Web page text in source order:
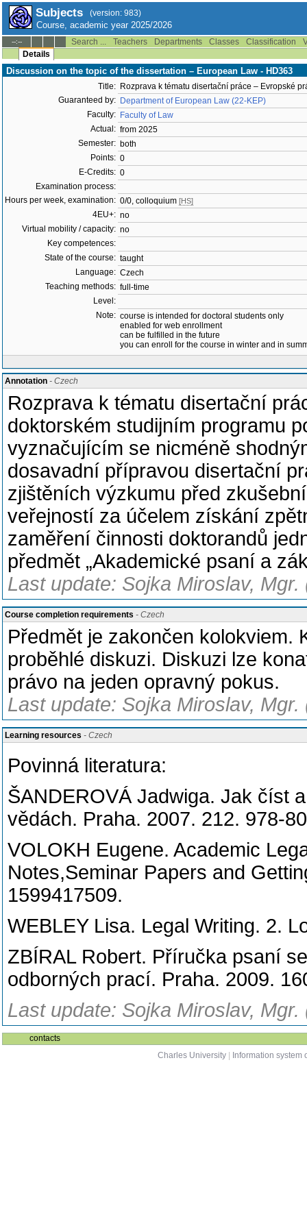
Subjects (version: 983)
Course, academic year 2025/2026
--:-- Search ... Teachers Departments Classes Classification
Details
Discussion on the topic of the dissertation – European Law - HD363
Title: Rozprava k tématu disertační práce – Evropské
Guaranteed by: Department of European Law (22-KEP)
Faculty: Faculty of Law
Actual: from 2025
Semester: both
Points: 0
E-Credits: 0
Examination process:
Hours per week, examination: 0/0, colloquium [HS]
4EU+: no
Virtual mobility / capacity: no
Key competences:
State of the course: taught
Language: Czech
Teaching methods: full-time
Level:
Note: course is intended for doctoral students only
enabled for web enrollment
can be fulfilled in the future
you can enroll for the course in winter and in
Annotation - Czech
Rozprava k tématu disertační
doktorském studijním programu
vyznačujícím se nicméně
dosavadní přípravou disertační
zjištěních výzkumu před
veřejností za účelem získání
zaměření činnosti doktorandů
předmět „Akademické psaní a
Last update: Sojka Miroslav, Mgr.
Course completion requirements - Czech
Předmět je zakončen kolokviem.
proběhlé diskuzi. Diskuzi lze
právo na jeden opravný pokus.
Last update: Sojka Miroslav, Mgr.
Learning resources - Czech
Povinná literatura:
ŠANDEROVÁ Jadwiga. Jak číst
vědách. Praha. 2007. 212. 978-
VOLOKH Eugene. Academic
Notes,Seminar Papers and
1599417509.
WEBLEY Lisa. Legal Writing.
ZBÍRAL Robert. Příručka psaní
odborných prací. Praha. 2009.
Last update: Sojka Miroslav, Mgr.
contacts
Charles University
Information